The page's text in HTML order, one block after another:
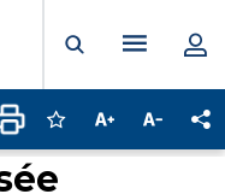
Ouvrir laMenu
Connectez-vous
Augmenter la